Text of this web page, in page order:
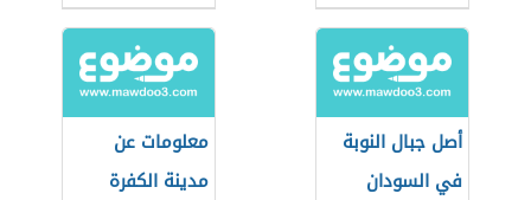
الجيولوجيا
والأحداث
أصل جبال النوبة
في السودان
معلومات عن
مدينة الكفرة